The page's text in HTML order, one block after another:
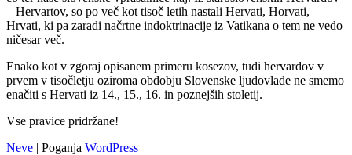
– Hervartov, so po več kot tisoč letih nastali Hervati, Horvati,
Hrvati, ki pa zaradi načrtne indoktrinacije iz Vatikana o tem ne vedo
ničesar več.
Enako kot v zgoraj opisanem primeru kosezov, tudi hervardov v
prvem v tisočletju oziroma obdobju Slovenske ljudovlade ne smemo
enačiti s Hervati iz 14., 15., 16. in poznejših stoletij.
Vse pravice pridržane!
Neve | Poganja WordPress